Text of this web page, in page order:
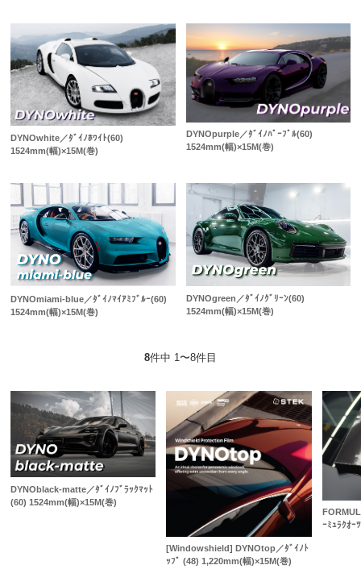
DYNOwhite／ﾀﾞｲﾉﾎﾜｲﾄ(60)
1524mm(幅)×15M(巻)
DYNOpurple／ﾀﾞｲﾉﾊﾟｰﾌﾟﾙ(60)
1524mm(幅)×15M(巻)
DYNOmiami-blue／ﾀﾞｲﾉﾏｲｱﾐﾌﾞﾙｰ(60)
1524mm(幅)×15M(巻)
DYNOgreen／ﾀﾞｲﾉｸﾞﾘｰﾝ(60)
1524mm(幅)×15M(巻)
8件中 1〜8件目
DYNOblack-matte／ﾀﾞｲﾉﾌﾞﾗｯｸﾏｯﾄ
(60) 1524mm(幅)×15M(巻)
[Windowshield] DYNOtop／ﾀﾞｲﾉﾄ
ｯﾌﾟ (48) 1,220mm(幅)×15M(巻)
ｰﾐｭﾗｸｵｰ